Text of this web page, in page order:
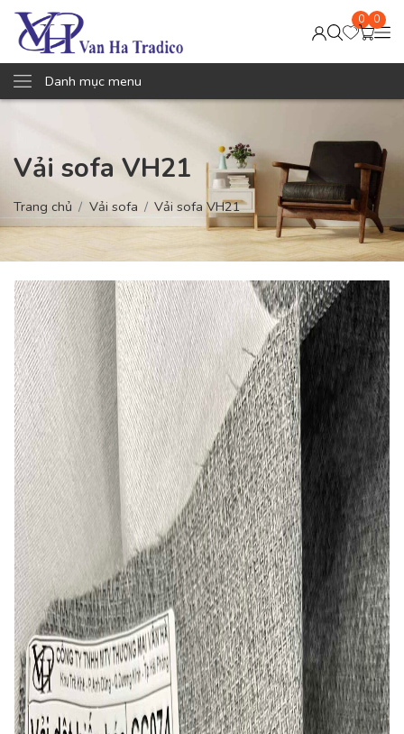
0 0
Danh mục menu
Vải sofa VH21
Trang chủ Vải sofa Vải sofa VH21